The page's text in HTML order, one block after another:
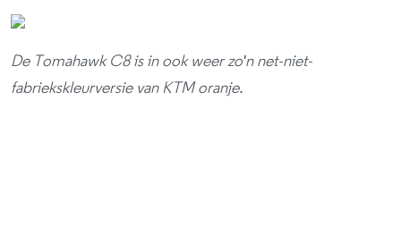
De Tomahawk C8 is in ook weer zo'n net-niet-
fabriekskleurversie van KTM oranje.